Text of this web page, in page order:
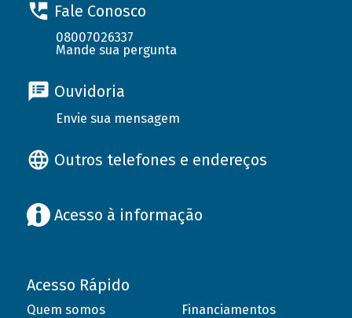
Fale Conosco
08007026337
Mande sua pergunta
Ouvidoria
Envie sua mensagem
Outros telefones e endereços
Acesso à informação
Acesso Rápido
Quem somos
Financiamentos